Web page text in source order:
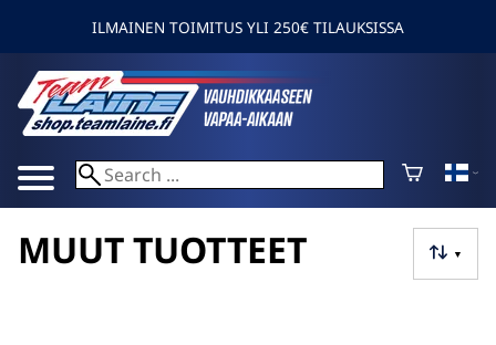
ILMAINEN TOIMITUS YLI 250€ TILAUKSISSA
▼
MUUT TUOTTEET